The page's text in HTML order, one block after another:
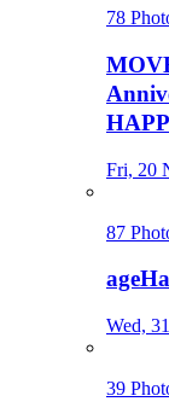
78
Fri, 20
87
Wed,
39